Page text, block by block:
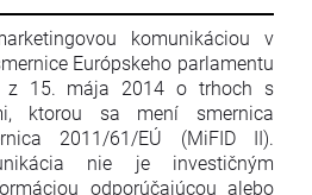
komunikáciou v
Európskeho parlamentu
z 15. mája 2014 o trhoch s
ktorou sa mení smernica
2011/61/EÚ (MiFID II).
nie je investičným
odporúčajúcou alebo